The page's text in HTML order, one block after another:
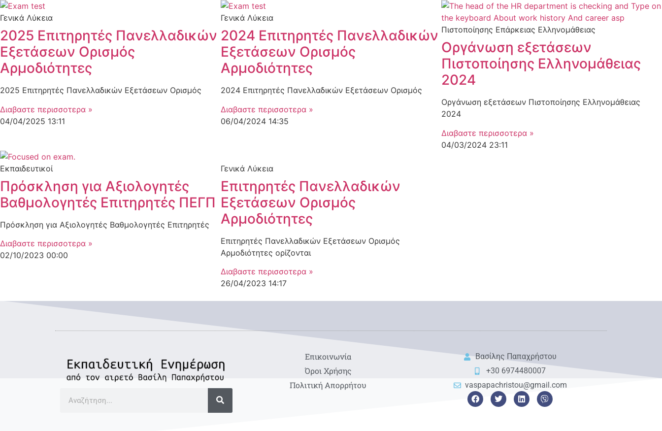
Γενικά Λύκεια
2025 Επιτηρητές Πανελλαδικών
Εξετάσεων Ορισμός
Αρμοδιότητες
2025 Επιτηρητές Πανελλαδικών Εξετάσεων Ορισμός
Διαβαστε περισσοτερα »
04/04/2025 13:11
Γενικά Λύκεια
2024 Επιτηρητές Πανελλαδικών
Εξετάσεων Ορισμός
Αρμοδιότητες
2024 Επιτηρητές Πανελλαδικών Εξετάσεων Ορισμός
Διαβαστε περισσοτερα »
06/04/2024 14:35
Πιστοποίησης Επάρκειας Ελληνομάθειας
Οργάνωση εξετάσεων
Πιστοποίησης Ελληνομάθειας
2024
Οργάνωση εξετάσεων Πιστοποίησης Ελληνομάθειας
2024
Διαβαστε περισσοτερα »
04/03/2024 23:11
Εκπαιδευτικοί
Πρόσκληση για Αξιολογητές
Βαθμολογητές Επιτηρητές ΠΕΓΠ
Πρόσκληση για Αξιολογητές Βαθμολογητές Επιτηρητές
Διαβαστε περισσοτερα »
02/10/2023 00:00
Γενικά Λύκεια
Επιτηρητές Πανελλαδικών
Εξετάσεων Ορισμός
Αρμοδιότητες
Επιτηρητές Πανελλαδικών Εξετάσεων Ορισμός
Αρμοδιότητες ορίζονται
Διαβαστε περισσοτερα »
26/04/2023 14:17
Eπικοινωνία
Όροι Χρήσης
Πολιτική Απορρήτου
Βασίλης Παπαχρήστου
+30 6974480007
vaspapachristou@gmail.com